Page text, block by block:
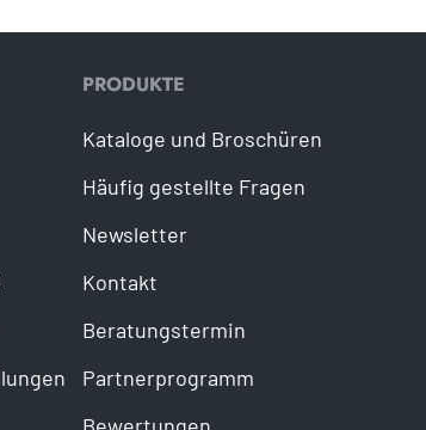
PRODUKTE
Kataloge und Broschüren
Häufig gestellte Fragen
Newsletter
Kontakt
Beratungstermin
Partnerprogramm